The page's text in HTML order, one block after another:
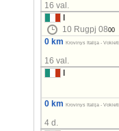
16 val.
10 Rugpj 0800
0 km Krovinys Italija -
16 val.
0 km Krovinys Italija -
4 d.